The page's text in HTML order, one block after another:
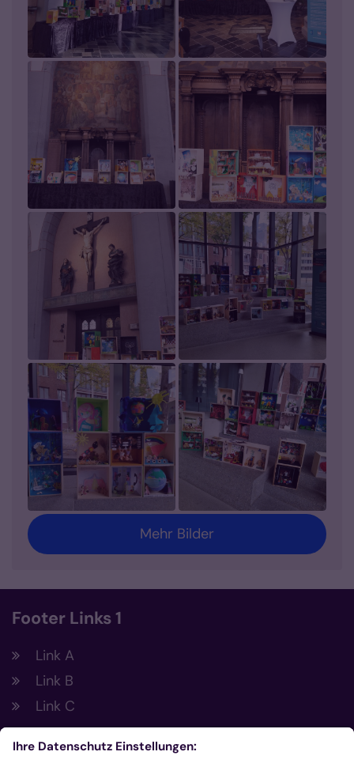
Mehr Bilder
Footer Links 1
Link A
Link B
Link C
Footer Links 2